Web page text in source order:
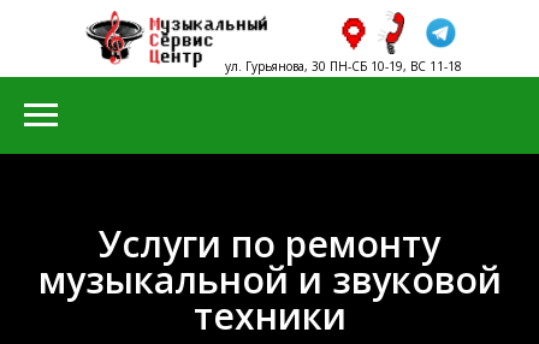
info@7050606.com
ул. Гурьянова, 30 ПН-СБ 10-19, ВС 11-18
Услуги по ремонту
музыкальной и звуковой
техники